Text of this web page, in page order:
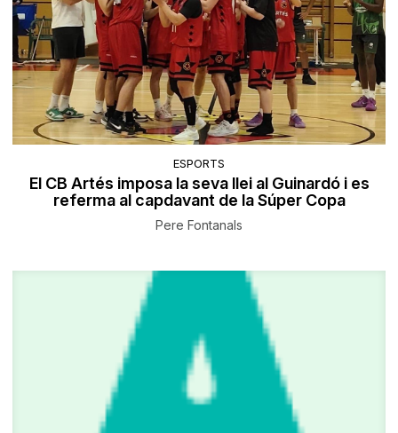
ESPORTS
El CB Artés imposa la seva llei al Guinardó i es
referma al capdavant de la Súper Copa
Pere Fontanals